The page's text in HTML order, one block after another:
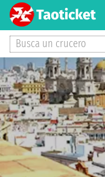
Busca un crucero